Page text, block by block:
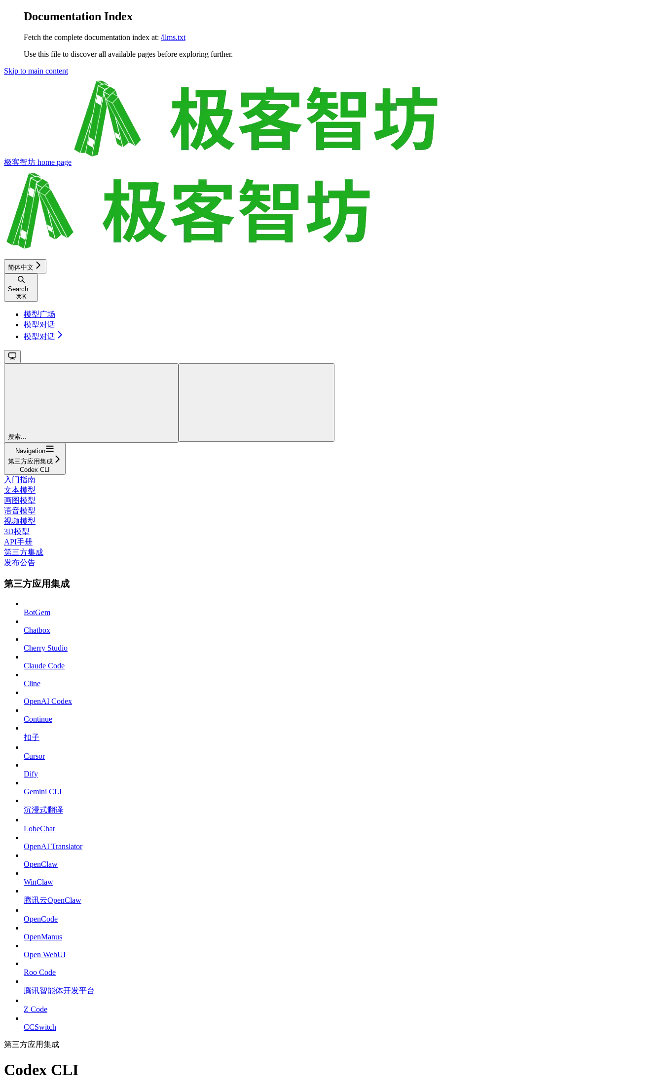
Documentation Index
Fetch the complete documentation index at: /llms.txt
Use this file to discover all available pages before exploring further.
Skip to main content
极客智坊 home page
简体中文
Search...
⌘ K
模型广场
模型对话
模型对话
搜索...
Navigation
第三方应用集成
Codex CLI
入门指南
文本模型
画图模型
语音模型
视频模型
3D模型
API手册
第三方集成
发布公告
第三方应用集成
BotGem
Chatbox
Cherry Studio
Claude Code
Cline
OpenAI Codex
Continue
扣子
Cursor
Dify
Gemini CLI
沉浸式翻译
LobeChat
OpenAI Translator
OpenClaw
WinClaw
腾讯云OpenClaw
OpenCode
OpenManus
Open WebUI
Roo Code
腾讯智能体开发平台
Z Code
CCSwitch
第三方应用集成
Codex CLI